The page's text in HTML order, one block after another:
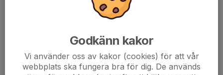
Godkänn kakor
Vi använder oss av kakor (cookies) för att vår
webbplats ska fungera bra för dig. De används